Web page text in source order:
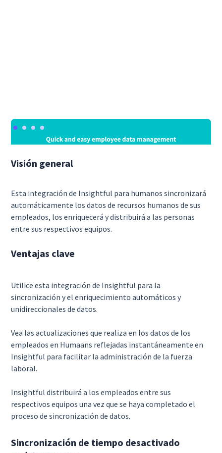
Visión general
Esta integración de Insightful para humanos sincronizará
automáticamente los datos de recursos humanos de sus
empleados, los enriquecerá y distribuirá a las personas
entre sus respectivos equipos.
Ventajas clave
Utilice esta integración de Insightful para la
sincronización y el enriquecimiento automáticos y
unidireccionales de datos.
Vea las actualizaciones que realiza en los datos de los
empleados en Humaans reflejadas instantáneamente en
Insightful para facilitar la administración de la fuerza
laboral.
Insightful distribuirá a los empleados entre sus
respectivos equipos una vez que se haya completado el
proceso de sincronización de datos.
Sincronización de tiempo desactivado